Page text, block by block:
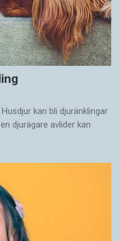
kan bli djuränklingar
djurägare avlider kan